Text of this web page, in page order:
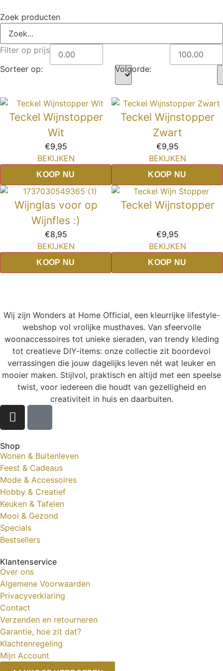
Zoek producten
Filter op prijs
Sorteer op:
Volgorde:
Teckel Wijnstopper
Wit
€9,95
BEKIJKEN
KOOP NU
Teckel Wijnstopper
Zwart
€9,95
BEKIJKEN
KOOP NU
Wijnglas voor op
Wijnfles :)
€8,95
BEKIJKEN
KOOP NU
Teckel Wijnstopper
€9,95
BEKIJKEN
KOOP NU
Wij zijn Wonders at Home Official, een kleurrijke lifestyle-
webshop vol vrolijke musthaves. Van sfeervolle
woonaccessoires tot unieke sieraden, van trendy kleding
tot creatieve DIY-items: onze collectie zit boordevol
verrassingen die jouw dagelijks leven nét wat leuker en
mooier maken. Stijlvol, praktisch en altijd met een speelse
twist, voor iedereen die houdt van gezelligheid en
creativiteit in huis en daarbuiten.
Shop
Wonen & Buitenleven
Feest & Cadeaus
Mode & Accessoires
Hobby & Creatief
Keuken & Tafelen
Mooi & Gezond
Specials
Bestsellers
Klantenservice
Over ons
Algemene Voorwaarden
Privacyverklaring
Contact
Verzenden en retourneren
Garantie, hoe zit dat?
Klachtenregeling
Mijn Account